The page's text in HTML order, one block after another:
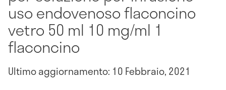
uso endovenoso flaconcino
vetro 50 ml 10 mg/ml 1
flaconcino
Ultimo aggiornamento: 10 Febbraio, 2021